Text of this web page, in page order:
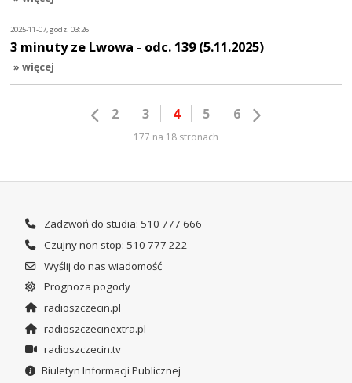
2025-11-07, godz. 03:26
3 minuty ze Lwowa - odc. 139 (5.11.2025)
» więcej
2 3 4 5 6
177 na 18 stronach
Zadzwoń do studia: 510 777 666
Czujny non stop: 510 777 222
Wyślij do nas wiadomość
Prognoza pogody
radioszczecin.pl
radioszczecinextra.pl
radioszczecin.tv
Biuletyn Informacji Publicznej